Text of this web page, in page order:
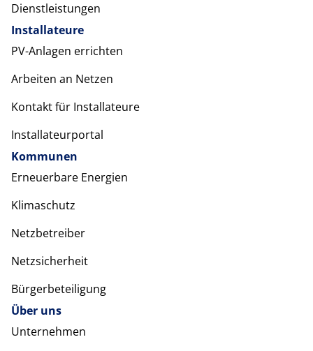
Dienstleistungen
Installateure
PV-Anlagen errichten
Arbeiten an Netzen
Kontakt für Installateure
Installateurportal
Kommunen
Erneuerbare Energien
Klimaschutz
Netzbetreiber
Netzsicherheit
Bürgerbeteiligung
Über uns
Unternehmen